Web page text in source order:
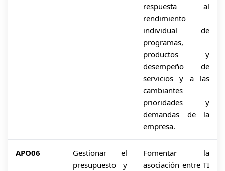
respuesta al
rendimiento
individual de
programas,
productos y
desempeño de
servicios y a las
cambiantes
prioridades y
demandas de la
empresa.
APO06
Gestionar el
presupuesto y
Fomentar la
asociación entre TI